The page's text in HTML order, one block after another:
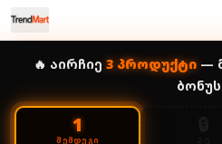
🔥 აირჩიე 3პროდუქტი—
1
ᲨᲔᲛᲓᲔᲒᲘ